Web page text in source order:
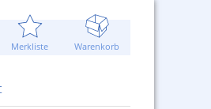
Merkliste Warenkorb
u.v.m.